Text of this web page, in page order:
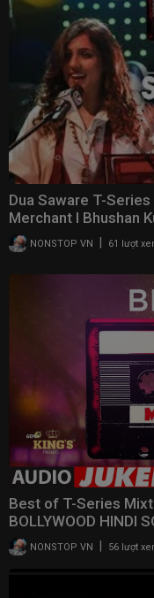
Dua Saware T-
Merchant l Bhushan
NONSTOP VN 61 lượt
Best of T-Series
BOLLYWOOD HINDI
NONSTOP VN 56 lượt